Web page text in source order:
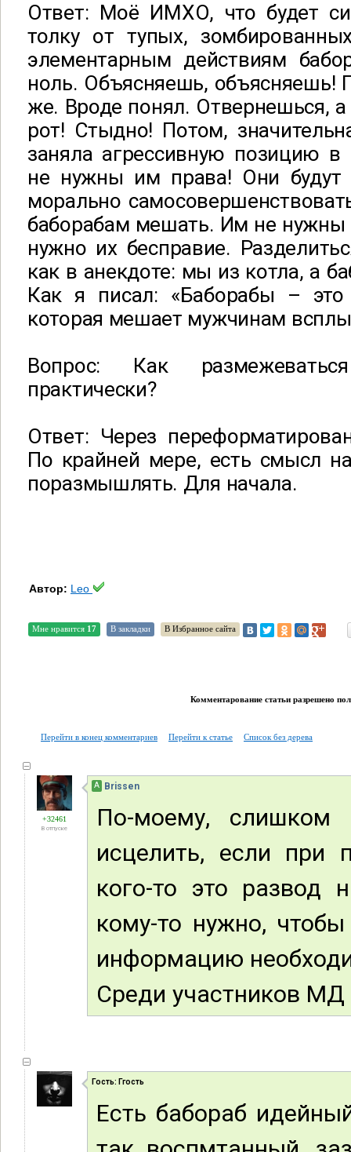
Ответ: Моё ИМХО, что будет
толку от тупых,
элементарным действиям
ноль. Объясняешь, объясняешь!
же. Вроде понял. Отвернешься,
рот! Стыдно! Потом,
заняла агрессивную позицию
не нужны им права! Они будут
морально
баборабам мешать. Им не
нужно их бесправие.
как в анекдоте: мы из котла, а
Как я писал: «Баборабы –
которая мешает мужчинам
Вопрос: Как
практически?
Ответ: Через
По крайней мере, есть смысл
поразмышлять. Для начала.
Автор: Leo
Мне нравится 17 В закладки В Избранное сайта
Комментарование статьи разрешено
Перейти в конец комментариев Перейти к статье Список без дерева
+32461
В отпуске
А Brissen
По-моему, слишком
исцелить, если при
кого-то это развод
кому-то нужно,
информацию
Среди участников МД
Гость: Ггость
Есть бабораб